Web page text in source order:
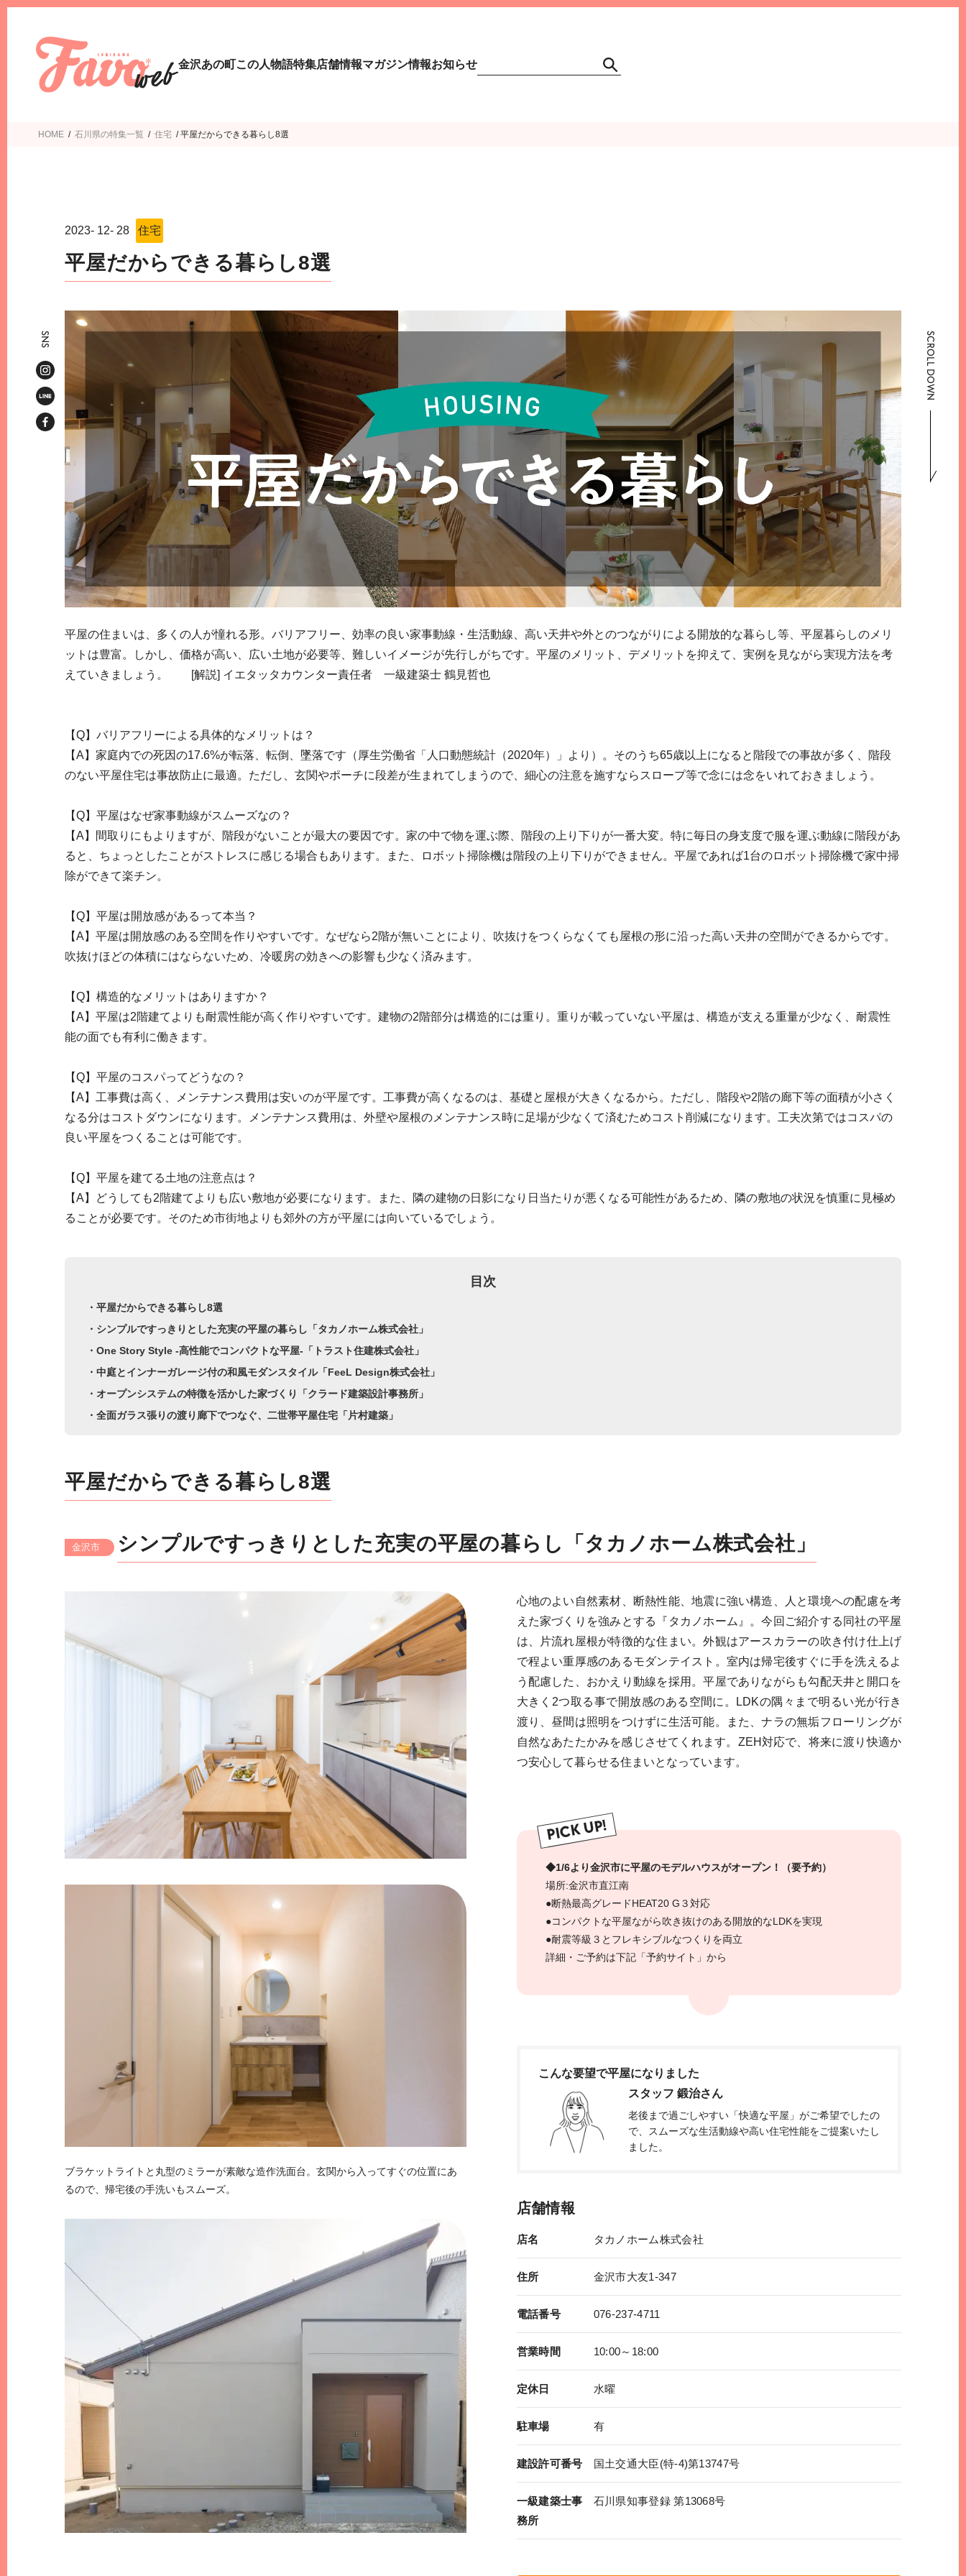
金沢あの町この人物語特集店舗情報マガジン情報お知らせ
SNS SCROLL DOWN
HOME / 石川県の特集一覧 / 住宅 /平屋だからできる暮らし8選
2023- 12- 28 住宅
平屋だからできる暮らし8選
平屋の住まいは、多くの人が憧れる形。バリアフリー、効率の良い家事動線・生活動線、高い天井や外とのつながりによる開放的な暮らし等、平屋暮らしのメリ
ットは豊富。しかし、価格が高い、広い土地が必要等、難しいイメージが先行しがちです。平屋のメリット、デメリットを抑えて、実例を見ながら実現方法を考
えていきましょう。 [解説] イエタッタカウンター責任者 一級建築士 鶴見哲也
【Q】バリアフリーによる具体的なメリットは？
【A】家庭内での死因の17.6%が転落、転倒、墜落です（厚生労働省「人口動態統計（2020年）」より）。そのうち65歳以上になると階段での事故が多く、階段
のない平屋住宅は事故防止に最適。ただし、玄関やポーチに段差が生まれてしまうので、細心の注意を施すならスロープ等で念には念をいれておきましょう。
【Q】平屋はなぜ家事動線がスムーズなの？
【A】間取りにもよりますが、階段がないことが最大の要因です。家の中で物を運ぶ際、階段の上り下りが一番大変。特に毎日の身支度で服を運ぶ動線に階段があ
ると、ちょっとしたことがストレスに感じる場合もあります。また、ロボット掃除機は階段の上り下りができません。平屋であれば1台のロボット掃除機で家中掃
除ができて楽チン。
【Q】平屋は開放感があるって本当？
【A】平屋は開放感のある空間を作りやすいです。なぜなら2階が無いことにより、吹抜けをつくらなくても屋根の形に沿った高い天井の空間ができるからです。
吹抜けほどの体積にはならないため、冷暖房の効きへの影響も少なく済みます。
【Q】構造的なメリットはありますか？
【A】平屋は2階建てよりも耐震性能が高く作りやすいです。建物の2階部分は構造的には重り。重りが載っていない平屋は、構造が支える重量が少なく、耐震性
能の面でも有利に働きます。
【Q】平屋のコスパってどうなの？
【A】工事費は高く、メンテナンス費用は安いのが平屋です。工事費が高くなるのは、基礎と屋根が大きくなるから。ただし、階段や2階の廊下等の面積が小さく
なる分はコストダウンになります。メンテナンス費用は、外壁や屋根のメンテナンス時に足場が少なくて済むためコスト削減になります。工夫次第ではコスパの
良い平屋をつくることは可能です。
【Q】平屋を建てる土地の注意点は？
【A】どうしても2階建てよりも広い敷地が必要になります。また、隣の建物の日影になり日当たりが悪くなる可能性があるため、隣の敷地の状況を慎重に見極め
ることが必要です。そのため市街地よりも郊外の方が平屋には向いているでしょう。
目次
・平屋だからできる暮らし8選
・シンプルですっきりとした充実の平屋の暮らし「タカノホーム株式会社」
・One Story Style -高性能でコンパクトな平屋-「トラスト住建株式会社」
・中庭とインナーガレージ付の和風モダンスタイル「FeeL Design株式会社」
・オープンシステムの特徴を活かした家づくり「クラード建築設計事務所」
・全面ガラス張りの渡り廊下でつなぐ、二世帯平屋住宅「片村建築」
平屋だからできる暮らし8選
金沢市 シンプルですっきりとした充実の平屋の暮らし 「タカノホーム株式会社」
ブラケットライトと丸型のミラーが素敵な造作洗面台。玄関から入ってすぐの位置にあ
るので、帰宅後の手洗いもスムーズ。
心地のよい自然素材、断熱性能、地震に強い構造、人と環境への配慮を考
えた家づくりを強みとする『タカノホーム』。今回ご紹介する同社の平屋
は、片流れ屋根が特徴的な住まい。外観はアースカラーの吹き付け仕上げ
で程よい重厚感のあるモダンテイスト。室内は帰宅後すぐに手を洗えるよ
う配慮した、おかえり動線を採用。平屋でありながらも勾配天井と開口を
大きく2つ取る事で開放感のある空間に。LDKの隅々まで明るい光が行き
渡り、昼間は照明をつけずに生活可能。また、ナラの無垢フローリングが
自然なあたたかみを感じさせてくれます。ZEH対応で、将来に渡り快適か
つ安心して暮らせる住まいとなっています。
PICK UP!
◆1/6より金沢市に平屋のモデルハウスがオープン！（要予約）
場所:金沢市直江南
●断熱最高グレードHEAT20 G３対応
●コンパクトな平屋ながら吹き抜けのある開放的なLDKを実現
●耐震等級３とフレキシブルなつくりを両立
詳細・ご予約は下記「予約サイト」から
こんな要望で平屋になりました
スタッフ 鍛治さん
老後まで過ごしやすい「快適な平屋」がご希望でしたの
で、スムーズな生活動線や高い住宅性能をご提案いたし
ました。
店舗情報
店名 タカノホーム株式会社
住所 金沢市大友1-347
電話番号 076-237-4711
営業時間 10:00～18:00
定休日 水曜
駐車場 有
建設許可番号 国土交通大臣(特-4)第13747号
一級建築士事
務所
石川県知事登録 第13068号